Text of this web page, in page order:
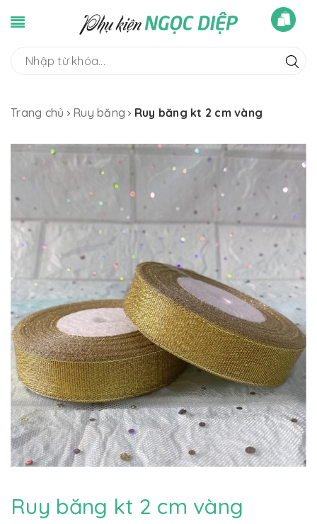
Trang chủ Ruy băng Ruy băng kt 2 cm vàng
Ruy băng kt 2 cm vàng